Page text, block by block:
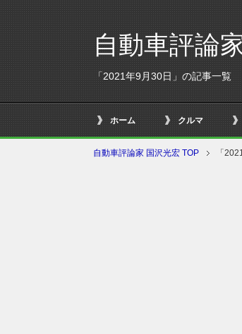
自動車評論
「2021年9月30日」の記事一覧
ホーム クルマ
自動車評論家 国沢光宏 TOP 「